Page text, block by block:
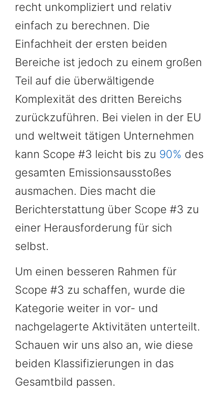
recht unkompliziert und relativ
einfach zu berechnen. Die
Einfachheit der ersten beiden
Bereiche ist jedoch zu einem großen
Teil auf die überwältigende
Komplexität des dritten Bereichs
zurückzuführen. Bei vielen in der EU
und weltweit tätigen Unternehmen
kann Scope #3 leicht bis zu 90% des
gesamten Emissionsausstoßes
ausmachen. Dies macht die
Berichterstattung über Scope #3 zu
einer Herausforderung für sich
selbst.
Um einen besseren Rahmen für
Scope #3 zu schaffen, wurde die
Kategorie weiter in vor- und
nachgelagerte Aktivitäten unterteilt.
Schauen wir uns also an, wie diese
beiden Klassifizierungen in das
Gesamtbild passen.